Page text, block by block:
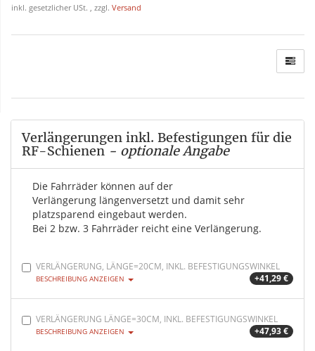
inkl. gesetzlicher USt. , zzgl. Versand
Verlängerungen inkl. Befestigungen für die
RF-Schienen - optionale Angabe
Die Fahrräder können auf der
Verlängerung längenversetzt und damit sehr
platzsparend eingebaut werden.
Bei 2 bzw. 3 Fahrräder reicht eine Verlängerung.
VERLÄNGERUNG, LÄNGE=20CM, INKL. BEFESTIGUNGSWINKEL
+41,29 €
BESCHREIBUNG ANZEIGEN
VERLÄNGERUNG LÄNGE=30CM, INKL. BEFESTIGUNGSWINKEL
+47,93 €
BESCHREIBUNG ANZEIGEN